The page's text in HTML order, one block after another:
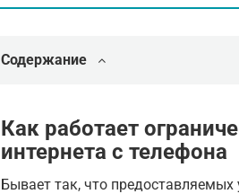
Содержание
Как работает
интернета с телефона
Бывает так, что